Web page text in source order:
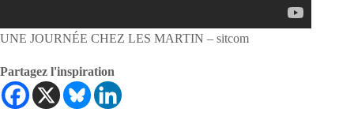
UNE JOURNÉE CHEZ LES MARTIN – sitcom
Partagez l'inspiration